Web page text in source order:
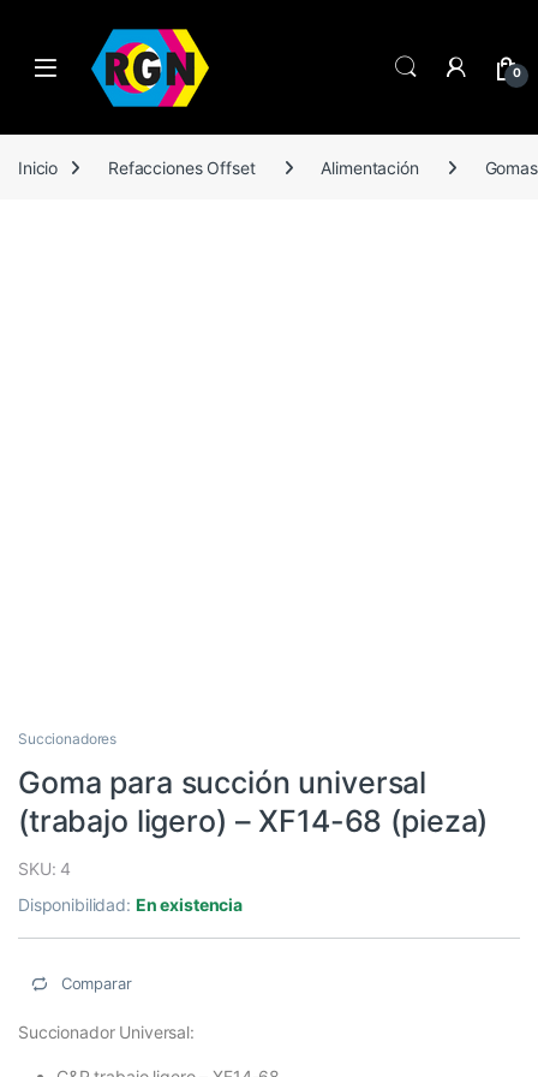
Open 0
Inicio Refacciones Offset Alimentación
Succionadores
Goma para succión universal
(trabajo ligero) – XF14-68 (pieza)
SKU: 4
Disponibilidad: En existencia
Comparar
Succionador Universal: